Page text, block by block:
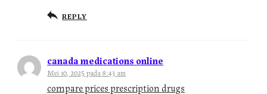
REPLY
canada medications online
Mei 10, 2025 pada 8:43 am
compare prices prescription drugs